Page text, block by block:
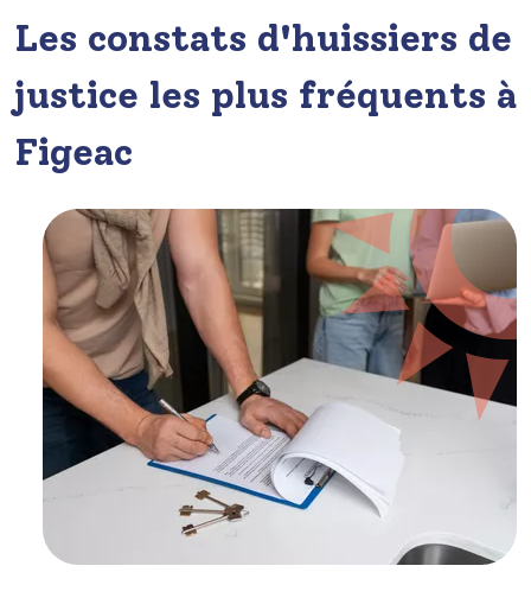
Les constats d'huissiers de
justice les plus fréquents à
Figeac